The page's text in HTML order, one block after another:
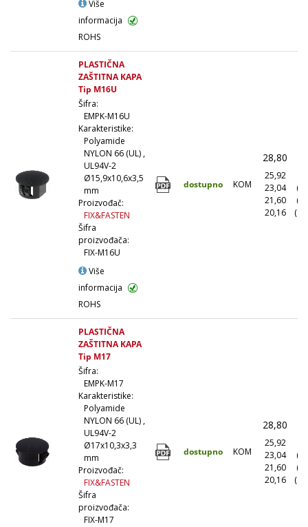
Više
informacija
ROHS
PLASTIČNA
ZAŠTITNA KAPA
Tip M16U
Šifra:
EMPK-M16U
Karakteristike:
Polyamide
NYLON 66 (UL) ,
UL94V-2
Ø15,9x10,6x3,5
mm
Proizvođač:
FIX&FASTEN
Šifra
proizvođača:
FIX-M16U
Više
informacija
ROHS
dostupno KOM
28,80
25,92
23,04
21,60
20,16
PLASTIČNA
ZAŠTITNA KAPA
Tip M17
Šifra:
EMPK-M17
Karakteristike:
Polyamide
NYLON 66 (UL) ,
UL94V-2
Ø17x10,3x3,3
mm
Proizvođač:
FIX&FASTEN
Šifra
proizvođača:
FIX-M17
dostupno KOM
28,80
25,92
23,04
21,60
20,16